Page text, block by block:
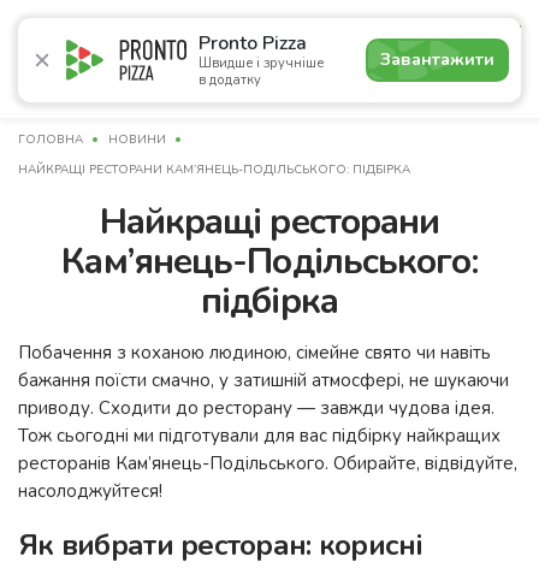
Pronto Pizza
Швидше і зручніше
в додатку
Завантажити
4.9
Акції Піца Суші Сети Бургери Комбо
ГОЛОВНА
НОВИНИ
НАЙКРАЩІ РЕСТОРАНИ КАМ’ЯНЕЦЬ-ПОДІЛЬСЬКОГО: ПІДБІРКА
Найкращі ресторани
Кам’янець-Подільського:
підбірка
Побачення з коханою людиною, сімейне свято чи навіть
бажання поїсти смачно, у затишній атмосфері, не шукаючи
приводу. Сходити до ресторану — завжди чудова ідея.
Тож сьогодні ми підготували для вас підбірку найкращих
ресторанів Кам’янець-Подільського. Обирайте, відвідуйте,
насолоджуйтеся!
Як вибрати ресторан: корисні